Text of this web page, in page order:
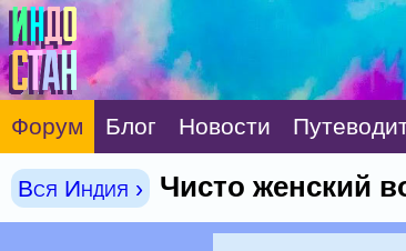
Форум Блог Новости
Вся Индия › Чисто женский